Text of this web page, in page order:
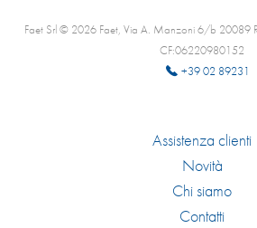
Faet Srl © 2026 Faet, Via A. Manzoni 6/b 20089
CF:06220980152
+39 02 89231
Assistenza clienti
Novità
Chi siamo
Contatti